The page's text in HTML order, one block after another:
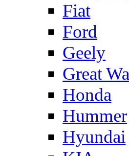
Fiat
Ford
Geely
Great
Honda
Hummer
Hyundai